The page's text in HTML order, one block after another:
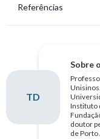
Referências
TD
Sobre
Instituto
doutor
de Porto